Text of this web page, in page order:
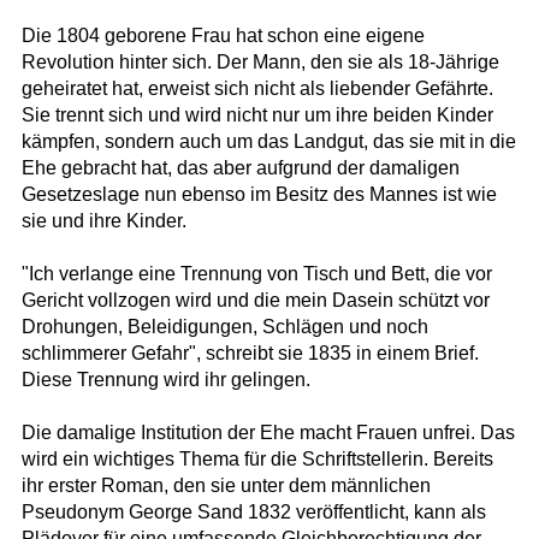
Die 1804 geborene Frau hat schon eine eigene
Revolution hinter sich. Der Mann, den sie als 18-Jährige
geheiratet hat, erweist sich nicht als liebender Gefährte.
Sie trennt sich und wird nicht nur um ihre beiden Kinder
kämpfen, sondern auch um das Landgut, das sie mit in die
Ehe gebracht hat, das aber aufgrund der damaligen
Gesetzeslage nun ebenso im Besitz des Mannes ist wie
sie und ihre Kinder.
"Ich verlange eine Trennung von Tisch und Bett, die vor
Gericht vollzogen wird und die mein Dasein schützt vor
Drohungen, Beleidigungen, Schlägen und noch
schlimmerer Gefahr", schreibt sie 1835 in einem Brief.
Diese Trennung wird ihr gelingen.
Die damalige Institution der Ehe macht Frauen unfrei. Das
wird ein wichtiges Thema für die Schriftstellerin. Bereits
ihr erster Roman, den sie unter dem männlichen
Pseudonym George Sand 1832 veröffentlicht, kann als